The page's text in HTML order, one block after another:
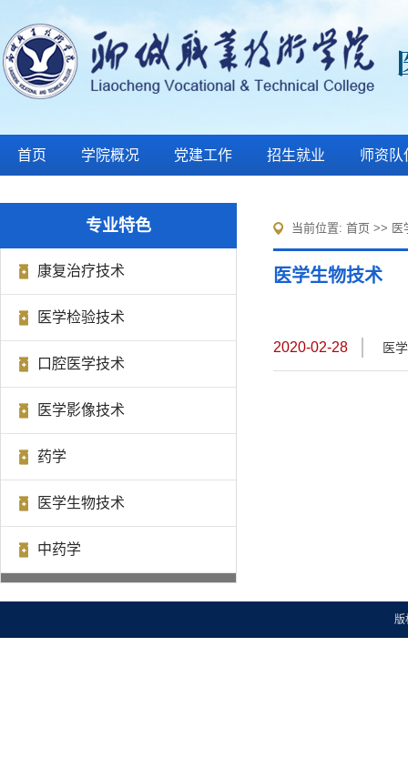
首页 学院概况 党建工作 招生就业 师资队
专业特色
康复治疗技术
医学检验技术
口腔医学技术
医学影像技术
药学
医学生物技术
中药学
当前位置: 首页 >> 医
医学生物技术
2020-02-28 医
版